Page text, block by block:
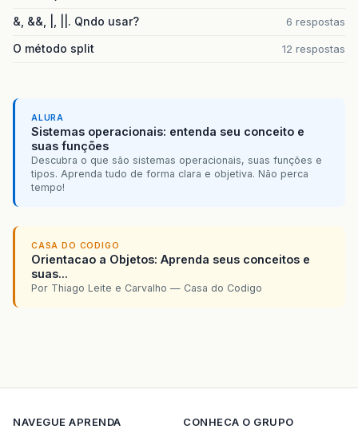
&, &&, |, ||. Qndo usar? 6 respostas
O método split 12 respostas
ALURA
Sistemas operacionais: entenda seu conceito e
suas funções
Descubra o que são sistemas operacionais, suas funções e
tipos. Aprenda tudo de forma clara e objetiva. Não perca
tempo!
CASA DO CODIGO
Orientacao a Objetos: Aprenda seus conceitos e
suas...
Por Thiago Leite e Carvalho — Casa do Codigo
NAVEGUE APRENDA
CONHECA O GRUPO